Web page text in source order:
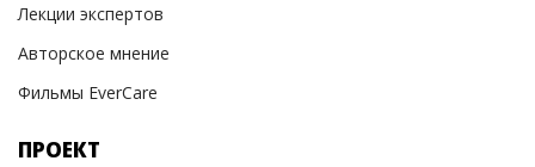
Лекции экспертов
Авторское мнение
Фильмы EverCare
ПРОЕКТ